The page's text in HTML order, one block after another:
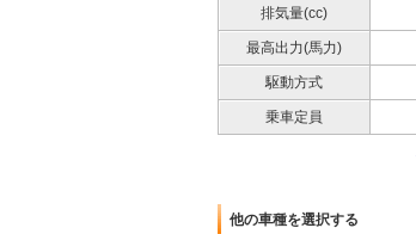
排気量(cc)
最高出力(馬力)
駆動方式
乗車定員
他の車種を選択する